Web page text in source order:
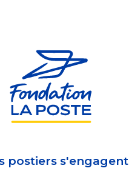
postiers s'engagent